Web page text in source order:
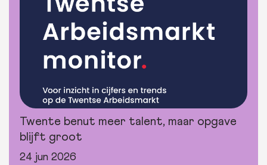
Twente benut meer talent, maar opgave
blijft groot
24 jun 2026